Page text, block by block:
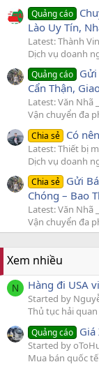
Quảng cáo
Lào Uy Tín,
Latest: Thành
Dịch vụ doanh
Quảng cáo
Cẩn Thận,
Latest: Văn Nhã
Vận chuyển đa
Chia sẻ Có
Latest: Thiết bị
Dịch vụ doanh
Chia sẻ Gửi
Chóng – Bao
Latest: Văn Nhã
Vận chuyển đa
Xem nhiều
N Hàng đi USA
Started by
Thủ tục hải quan
Quảng cáo
Started by
Mua bán quốc tế